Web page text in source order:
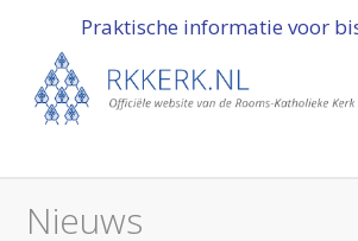
Praktische informatie voor
Nieuws